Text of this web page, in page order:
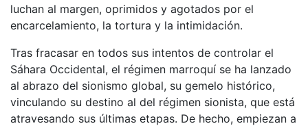
luchan al margen, oprimidos y agotados por el
encarcelamiento, la tortura y la intimidación.
Tras fracasar en todos sus intentos de controlar el
Sáhara Occidental, el régimen marroquí se ha lanzado
al abrazo del sionismo global, su gemelo histórico,
vinculando su destino al del régimen sionista, que está
atravesando sus últimas etapas. De hecho, empiezan a